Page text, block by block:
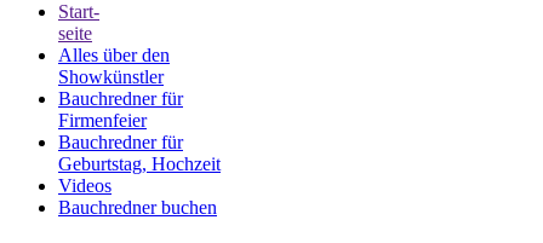
Start-
seite
Alles über den
Showkünstler
Bauchredner für
Firmenfeier
Bauchredner für
Geburtstag, Hochzeit
Videos
Bauchredner buchen